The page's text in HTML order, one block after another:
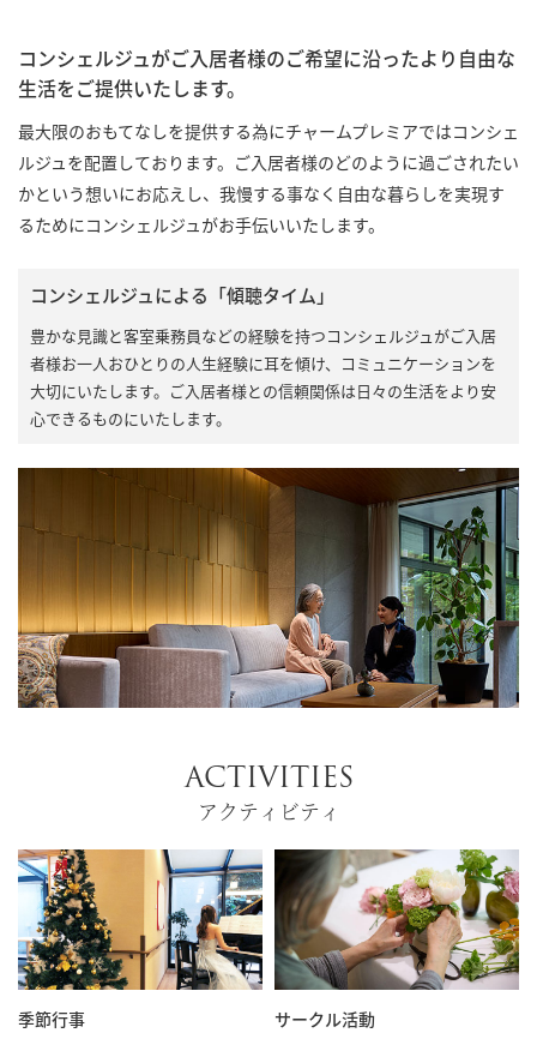
コンシェルジュがご入居者様のご希望に沿ったより自由な
生活をご提供いたします。
最大限のおもてなしを提供する為にチャームプレミアではコンシェ
ルジュを配置しております。ご入居者様のどのように過ごされたい
かという想いにお応えし、我慢する事なく自由な暮らしを実現す
るためにコンシェルジュがお手伝いいたします。
コンシェルジュによる「傾聴タイム」
豊かな見識と客室乗務員などの経験を持つコンシェルジュがご入居
者様お一人おひとりの人生経験に耳を傾け、コミュニケーションを
大切にいたします。ご入居者様との信頼関係は日々の生活をより安
心できるものにいたします。
ACTIVITIES
アクティビティ
季節行事 サークル活動